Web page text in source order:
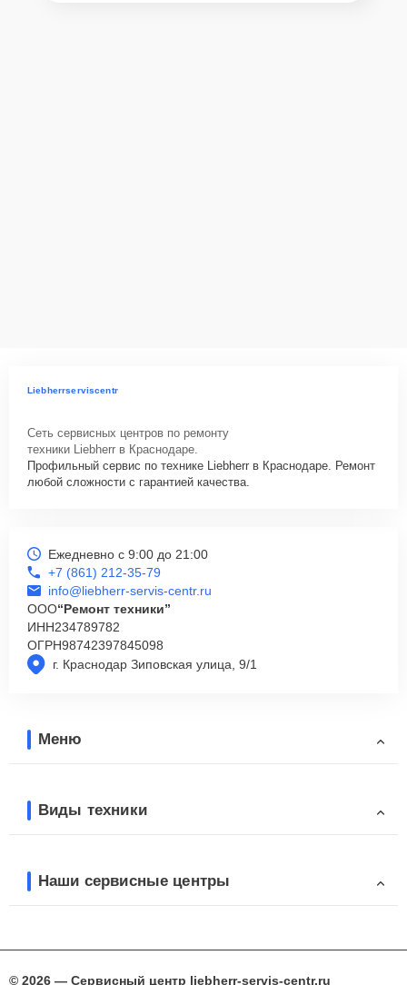
Liebherrserviscentr
Сеть сервисных центров по ремонту
техники Liebherr в Краснодаре.
Профильный сервис по технике Liebherr в Краснодаре. Ремонт
любой сложности с гарантией качества.
г. Краснодар Зиповская улица, 9/1
Ежедневно с 9:00 до 21:00
+7 (861) 212-35-79
info@liebherr-servis-centr.ru
ООО“Ремонт техники”
ИНН234789782
ОГРН98742397845098
Меню
Виды техники
Наши сервисные центры
© 2026 — Сервисный центр liebherr-servis-centr.ru